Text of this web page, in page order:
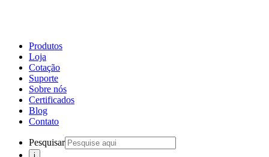
Produtos
Loja
Cotação
Suporte
Sobre nós
Certificados
Blog
Contato
Pesquisar